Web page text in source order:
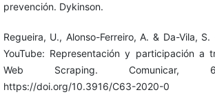
prevención. Dykinson.
Regueira, U., Alonso-Ferreiro, A. & Da-Vila,
YouTube: Representación y participación a
Web Scraping. Comunicar,
https://doi.org/10.3916/C63-2020-0